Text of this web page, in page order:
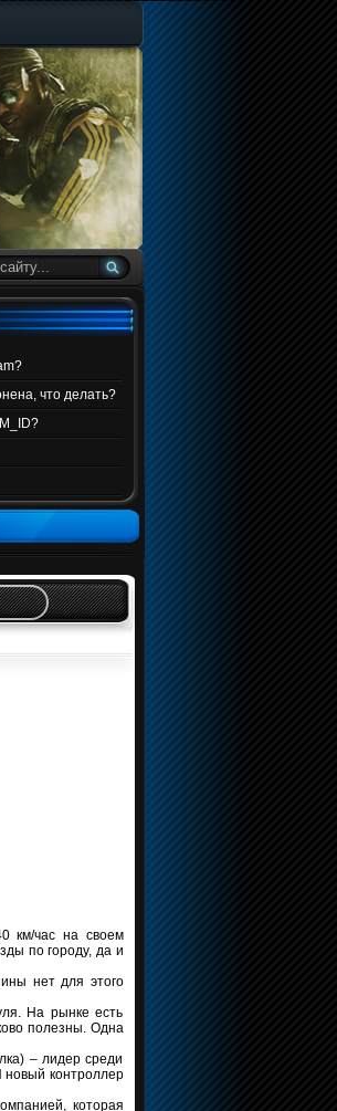
что делать?
км/час на своем
по городу, да и
нет для этого
На рынке есть
полезны. Одна
– лидер среди
новый контроллер
которая